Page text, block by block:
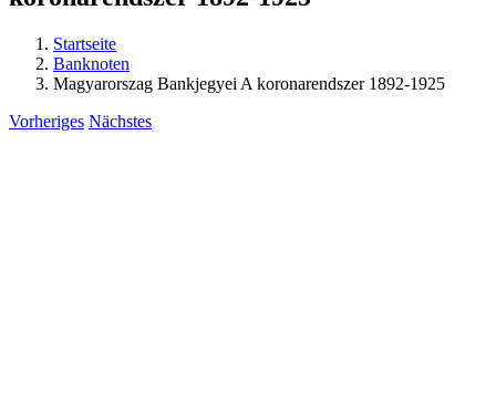
Startseite
Banknoten
Magyarorszag Bankjegyei A koronarendszer 1892-1925
Vorheriges Nächstes